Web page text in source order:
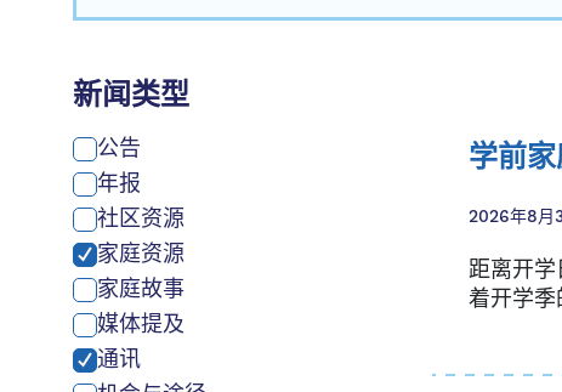
新闻类型
公告
年报
社区资源
家庭资源
家庭故事
媒体提及
通讯
学前
2026年8月
距离开
着开学